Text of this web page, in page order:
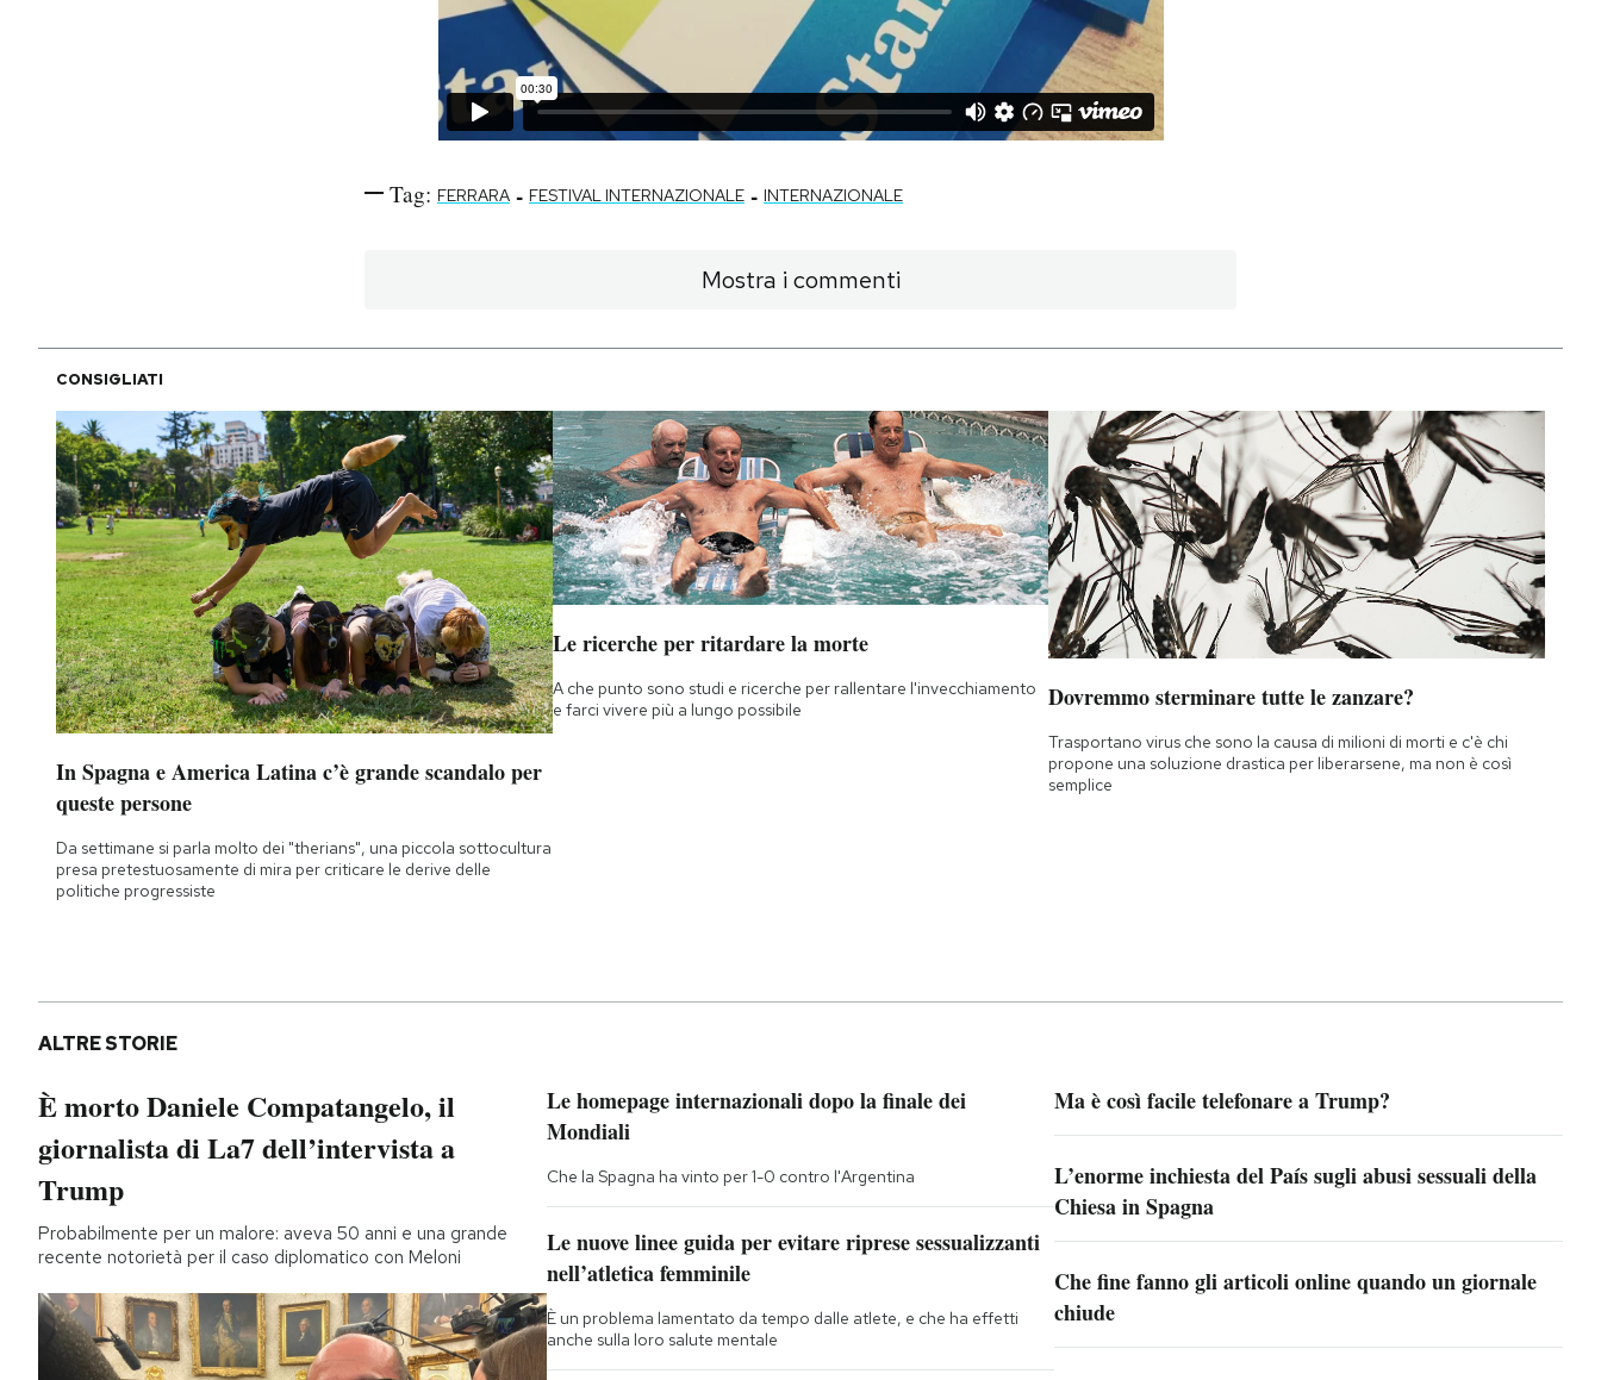
Tag: FERRARA - FESTIVAL INTERNAZIONALE - INTERNAZIONALE
Mostra i commenti
CONSIGLIATI
In Spagna e America Latina c’è grande scandalo per
queste persone
Da settimane si parla molto dei "therians", una piccola sottocultura
presa pretestuosamente di mira per criticare le derive delle
politiche progressiste
Le ricerche per ritardare la morte
A che punto sono studi e ricerche per rallentare l'invecchiamento
e farci vivere più a lungo possibile
Dovremmo sterminare tutte le zanzare?
Trasportano virus che sono la causa di milioni di morti e c'è chi
propone una soluzione drastica per liberarsene, ma non è così
semplice
ALTRE STORIE
È morto Daniele Compatangelo, il
giornalista di La7 dell’intervista a
Trump
Probabilmente per un malore: aveva 50 anni e una grande
recente notorietà per il caso diplomatico con Meloni
Le homepage internazionali dopo la finale dei
Mondiali
Che la Spagna ha vinto per 1-0 contro l'Argentina
Le nuove linee guida per evitare riprese sessualizzanti
nell’atletica femminile
È un problema lamentato da tempo dalle atlete, e che ha effetti
anche sulla loro salute mentale
Ma è così facile telefonare a Trump?
L’enorme inchiesta del País sugli abusi sessuali della
Chiesa in Spagna
Che fine fanno gli articoli online quando un giornale
chiude